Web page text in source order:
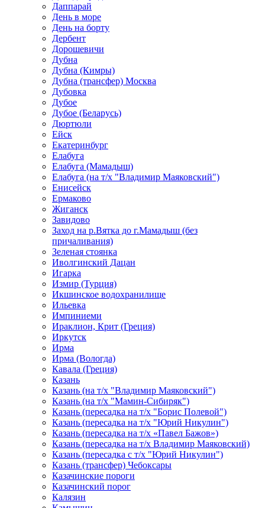
Даппарай
День в море
День на борту
Дербент
Дорошевичи
Дубна
Дубна (Кимры)
Дубна (трансфер) Москва
Дубовка
Дубое
Дубое (Беларусь)
Дюртюли
Ейск
Екатеринбург
Елабуга
Елабуга (Мамадыш)
Елабуга (на т/х "Владимир Маяковский")
Енисейск
Ермаково
Жиганск
Завидово
Заход на р.Вятка до г.Мамадыш (без
причаливания)
Зеленая стоянка
Иволгинский Дацан
Игарка
Измир (Турция)
Икшинское водохранилище
Ильевка
Импиниеми
Ираклион, Крит (Греция)
Иркутск
Ирма
Ирма (Вологда)
Кавала (Греция)
Казань
Казань (на т/х "Владимир Маяковский")
Казань (на т/х "Мамин-Сибиряк")
Казань (пересадка на т/х "Борис Полевой")
Казань (пересадка на т/х "Юрий Никулин")
Казань (пересадка на т/х «Павел Бажов»)
Казань (пересадка на т/х Владимир Маяковский)
Казань (пересадка с т/х "Юрий Никулин")
Казань (трансфер) Чебоксары
Казачинские пороги
Казачинский порог
Калязин